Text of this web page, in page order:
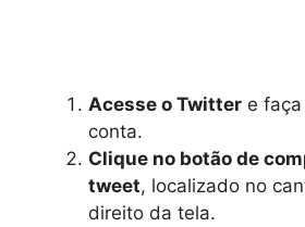
Acesse o Twitter e
conta.
Clique no botão de
tweet, localizado no
direito da tela.